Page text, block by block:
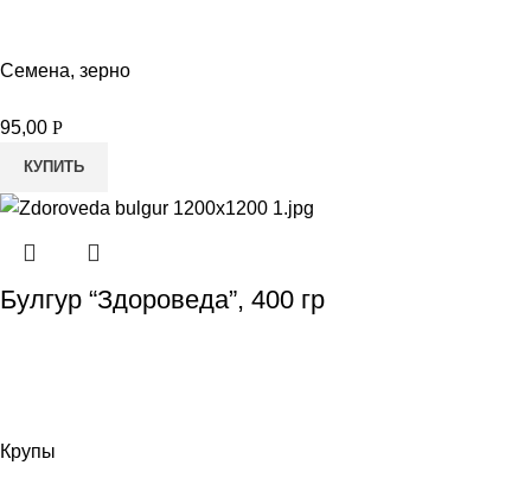
Семена, зерно
95,00 Р
КУПИТЬ
Булгур “Здороведа”, 400 гр
Крупы